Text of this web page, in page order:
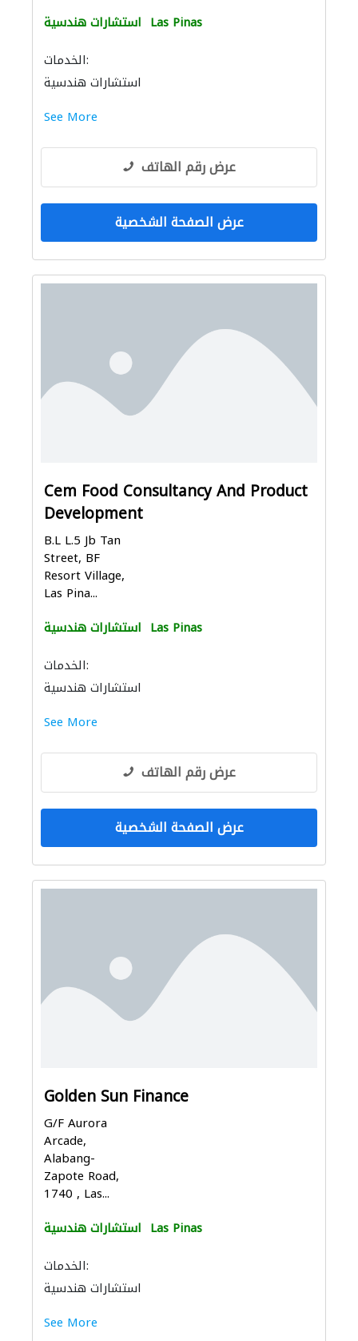
استشارات هندسية Las Pinas
الخدمات:
استشارات هندسية
See More
عرض رقم الهاتف
عرض الصفحة الشخصية
Cem Food Consultancy And Product
Development
B.L L.5 Jb Tan
Street, BF
Resort Village,
Las Pina...
استشارات هندسية Las Pinas
الخدمات:
استشارات هندسية
See More
عرض رقم الهاتف
عرض الصفحة الشخصية
Golden Sun Finance
G/F Aurora
Arcade,
Alabang-
Zapote Road,
1740 , Las...
استشارات هندسية Las Pinas
الخدمات:
استشارات هندسية
See More